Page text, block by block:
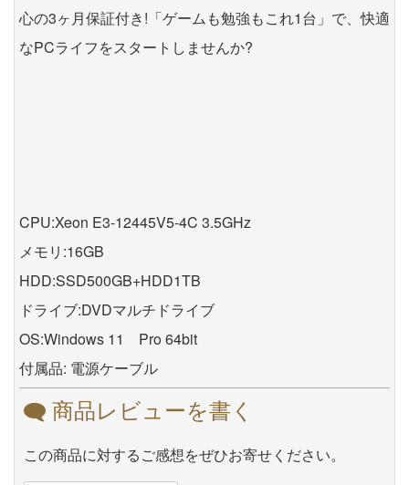
心の3ヶ月保証付き!「ゲームも勉強もこれ1台」で、快適
なPCライフをスタートしませんか?
CPU:Xeon E3-12445V5-4C 3.5GHz
メモリ:16GB
HDD:SSD500GB+HDD1TB
ドライブ:DVDマルチドライブ
OS:Windows 11 Pro 64bit
付属品: 電源ケーブル
商品レビューを書く
この商品に対するご感想をぜひお寄せください。